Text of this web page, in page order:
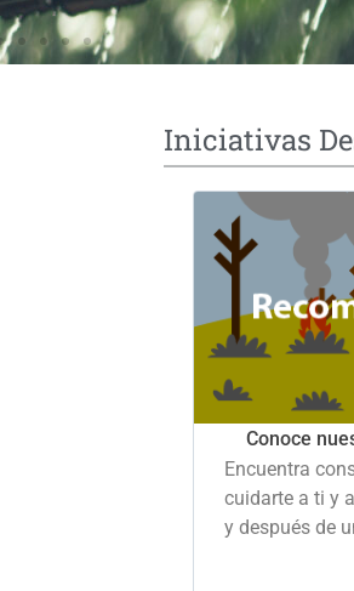
Iniciativas
Conoce
Encuentra
cuidarte a ti y
y después de